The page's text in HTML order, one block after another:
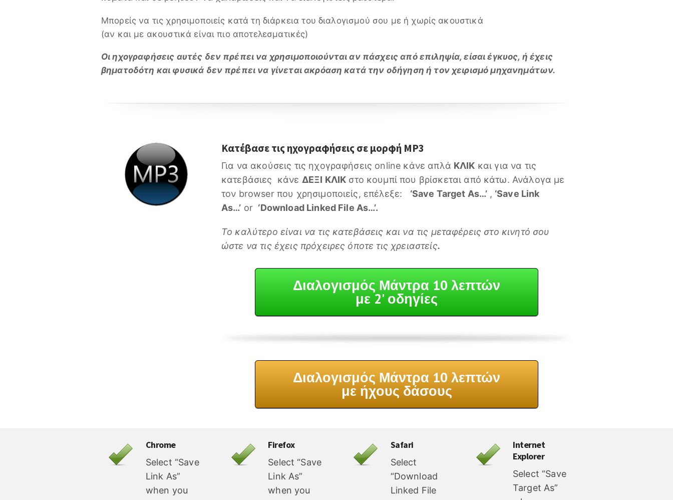
Μπορείς να τις χρησιμοποιείς κατά τη διάρκεια του διαλογισμού σου με ή χωρίς ακουστικά
(αν και με ακουστικά είναι πιο αποτελεσματικές)
Οι ηχογραφήσεις αυτές δεν πρέπει να χρησιμοποιούνται αν πάσχεις από επιληψία, είσαι έγκυος, ή έχεις
βηματοδότη και φυσικά δεν πρέπει να γίνεται ακρόαση κατά την οδήγηση ή τον χειρισμό μηχανημάτων.
Κατέβασε τις ηχογραφήσεις σε μορφή MP3
Για να ακούσεις τις ηχογραφήσεις online κάνε απλά ΚΛΙΚ και για να τις
κατεβάσιες κάνε ΔΕΞΙ ΚΛΙΚ στο κουμπί που βρίσκεται από κάτω. Ανάλογα με
τον browser που χρησιμοποιείς, επέλεξε: ‘Save Target As…’ , ‘Save Link
As…’ or ‘Download Linked File As…’.
Το καλύτερο είναι να τις κατεβάσεις και να τις μεταφέρεις στο κινητό σου
ώστε να τις έχεις πρόχειρες όποτε τις χρειαστείς.
Διαλογισμός Μάντρα 10 λεπτών
με 2' οδηγίες
Διαλογισμός Μάντρα 10 λεπτών
με ήχους δάσους
Chrome
Select “Save
Link As”
when you
Firefox
Select “Save
Link As”
when you
Safari
Select
“Download
Linked File
Internet
Explorer
Select “Save
Target As”